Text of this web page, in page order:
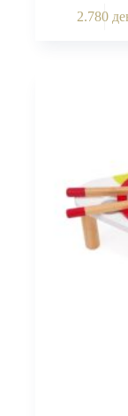
2.780